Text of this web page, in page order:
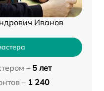
Иванов
– 5 лет
– 1 240